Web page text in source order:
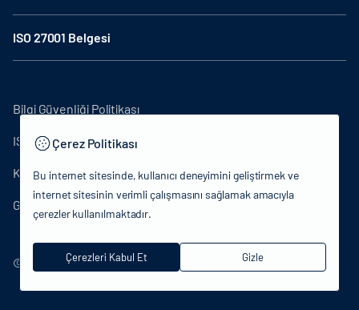
ISO 27001 Belgesi
© 2024 T.C.Kültür ve Turizm Bakanlığı - Tüm hakları saklıdır.
Bilgi Güvenliği Politikası
ISO27001
KVKK Aydınlatma Metni
Gizlilik Politikası
Çerez Politikası
Bu internet sitesinde, kullanıcı deneyimini geliştirmek ve
internet sitesinin verimli çalışmasını sağlamak amacıyla
çerezler kullanılmaktadır.
Çerezleri Kabul Et Gizle